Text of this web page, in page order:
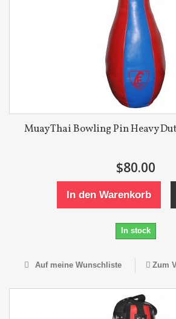
Muay Thai Bowling Pin Heavy
$80.00
In den Warenkorb
In stock
Auf meine Wunschliste Zum